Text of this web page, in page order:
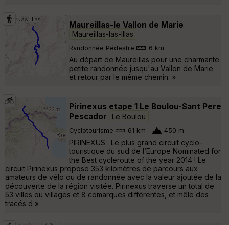
Maureillas-le Vallon de Marie
Maureillas-las-Illas
Randonnée Pédestre 6 km
Au départ de Maureillas pour une charmante
petite randonnée jusqu'au Vallon de Marie
et retour par le même chemin. »
Pirinexus etape 1 Le Boulou-Sant Pere
Pescador
Le Boulou
Cyclotourisme 61 km 450 m
PIRINEXUS : Le plus grand circuit cyclo-
touristique du sud de l’Europe Nominated for
the Best cycleroute of the year 2014 ! Le
circuit Pirinexus propose 353 kilomètres de parcours aux
amateurs de vélo ou de randonnée avec la valeur ajoutée de la
découverte de la région visitée. Pirinexus traverse un total de
53 villes ou villages et 8 comarques différentes, et mêle des
tracés d »